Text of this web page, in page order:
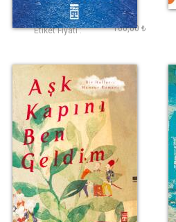
Ali Çimen
Etiket Fiyatı : 160,00 ₺